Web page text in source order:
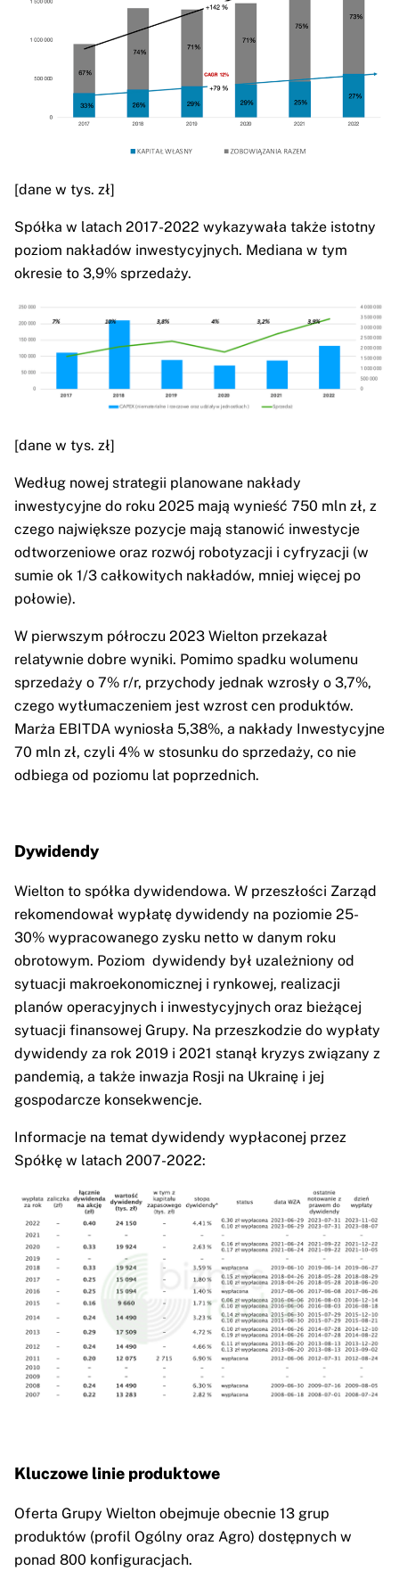
[dane w tys. zł]
Spółka w latach 2017-2022 wykazywała także istotny
poziom nakładów inwestycyjnych. Mediana w tym
okresie to 3,9% sprzedaży.
[dane w tys. zł]
Według nowej strategii planowane nakłady
inwestycyjne do roku 2025 mają wynieść 750 mln zł, z
czego największe pozycje mają stanowić inwestycje
odtworzeniowe oraz rozwój robotyzacji i cyfryzacji (w
sumie ok 1/3 całkowitych nakładów, mniej więcej po
połowie).
W pierwszym półroczu 2023 Wielton przekazał
relatywnie dobre wyniki. Pomimo spadku wolumenu
sprzedaży o 7% r/r, przychody jednak wzrosły o 3,7%,
czego wytłumaczeniem jest wzrost cen produktów.
Marża EBITDA wyniosła 5,38%, a nakłady Inwestycyjne
70 mln zł, czyli 4% w stosunku do sprzedaży, co nie
odbiega od poziomu lat poprzednich.
Dywidendy
Wielton to spółka dywidendowa. W przeszłości Zarząd
rekomendował wypłatę dywidendy na poziomie 25-
30% wypracowanego zysku netto w danym roku
obrotowym. Poziom dywidendy był uzależniony od
sytuacji makroekonomicznej i rynkowej, realizacji
planów operacyjnych i inwestycyjnych oraz bieżącej
sytuacji finansowej Grupy. Na przeszkodzie do wypłaty
dywidendy za rok 2019 i 2021 stanął kryzys związany z
pandemią, a także inwazja Rosji na Ukrainę i jej
gospodarcze konsekwencje.
Informacje na temat dywidendy wypłaconej przez
Spółkę w latach 2007-2022:
Kluczowe linie produktowe
Oferta Grupy Wielton obejmuje obecnie 13 grup
produktów (profil Ogólny oraz Agro) dostępnych w
ponad 800 konfiguracjach.